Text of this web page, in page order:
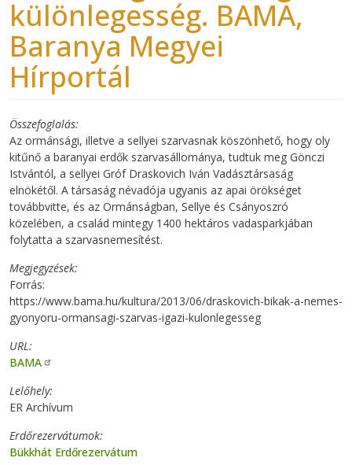
különlegesség. BAMA,
Baranya Megyei
Hírportál
Összefoglalás
Az ormánsági, illetve a sellyei szarvasnak köszönhető, hogy oly
kitűnő a baranyai erdők szarvasállománya, tudtuk meg Gönczi
Istvántól, a sellyei Gróf Draskovich Iván Vadásztársaság
elnökétől. A társaság névadója ugyanis az apai örökséget
továbbvitte, és az Ormánságban, Sellye és Csányoszró
közelében, a család mintegy 1400 hektáros vadasparkjában
folytatta a szarvasnemesítést.
Megjegyzések
Forrás:
https://www.bama.hu/kultura/2013/06/draskovich-bikak-a-nemes-
gyonyoru-ormansagi-szarvas-igazi-kulonlegesseg
URL
BAMA
Lelőhely
ER Archívum
Erdőrezervátumok
Bükkhát Erdőrezervátum